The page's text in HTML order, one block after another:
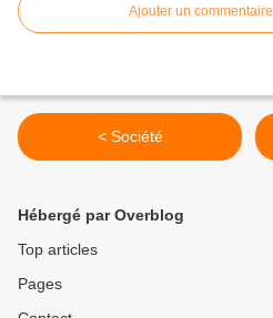
Ajouter un commentaire
< Société
Hébergé par Overblog
Top articles
Pages